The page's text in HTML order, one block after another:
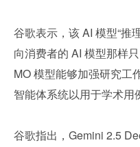
谷歌表示，该 AI 模型“推
向消费者的 AI 模型那样
MO 模型能够加强研究工
智能体系统以用于学术用
谷歌指出，Gemini 2.5